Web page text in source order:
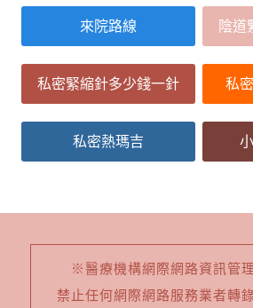
來院路線 陰道
私密緊縮針多少錢一針 私
私密熱瑪吉
※醫療機構網際網路資訊管
禁止任何網際網路服務業者轉